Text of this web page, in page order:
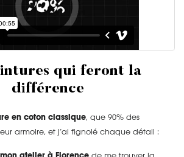
qui feront la
différence
en coton classique, que 90% des
armoire, et j’ai fignolé chaque détail :